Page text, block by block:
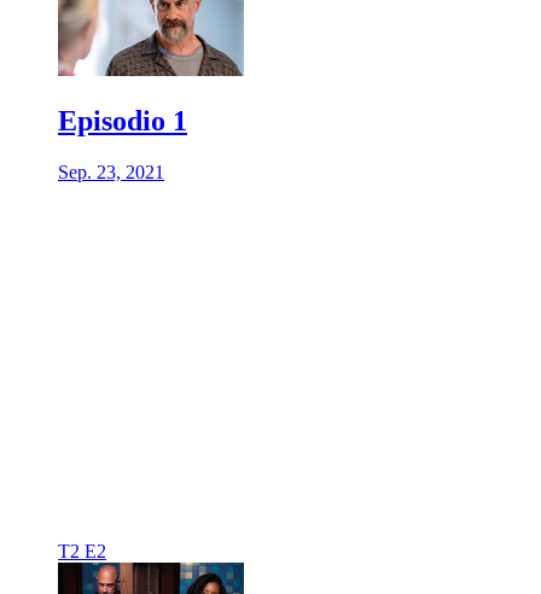
Episodio 1
Sep. 23, 2021
T2 E2